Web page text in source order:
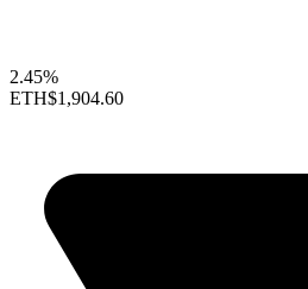
2.45%
ETH$1,904.60